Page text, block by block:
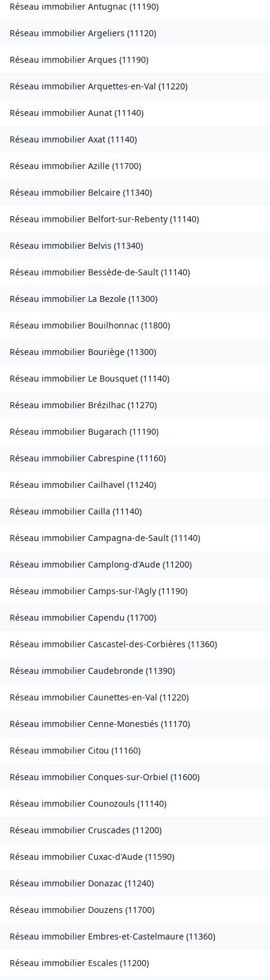
Réseau immobilier Antugnac (11190)
Réseau immobilier Argeliers (11120)
Réseau immobilier Arques (11190)
Réseau immobilier Arquettes-en-Val (11220)
Réseau immobilier Aunat (11140)
Réseau immobilier Axat (11140)
Réseau immobilier Azille (11700)
Réseau immobilier Belcaire (11340)
Réseau immobilier Belfort-sur-Rebenty (11140)
Réseau immobilier Belvis (11340)
Réseau immobilier Bessède-de-Sault (11140)
Réseau immobilier La Bezole (11300)
Réseau immobilier Bouilhonnac (11800)
Réseau immobilier Bouriège (11300)
Réseau immobilier Le Bousquet (11140)
Réseau immobilier Brézilhac (11270)
Réseau immobilier Bugarach (11190)
Réseau immobilier Cabrespine (11160)
Réseau immobilier Cailhavel (11240)
Réseau immobilier Cailla (11140)
Réseau immobilier Campagna-de-Sault (11140)
Réseau immobilier Camplong-d'Aude (11200)
Réseau immobilier Camps-sur-l'Agly (11190)
Réseau immobilier Capendu (11700)
Réseau immobilier Cascastel-des-Corbières (11360)
Réseau immobilier Caudebronde (11390)
Réseau immobilier Caunettes-en-Val (11220)
Réseau immobilier Cenne-Monestiés (11170)
Réseau immobilier Citou (11160)
Réseau immobilier Conques-sur-Orbiel (11600)
Réseau immobilier Counozouls (11140)
Réseau immobilier Cruscades (11200)
Réseau immobilier Cuxac-d'Aude (11590)
Réseau immobilier Donazac (11240)
Réseau immobilier Douzens (11700)
Réseau immobilier Embres-et-Castelmaure (11360)
Réseau immobilier Escales (11200)